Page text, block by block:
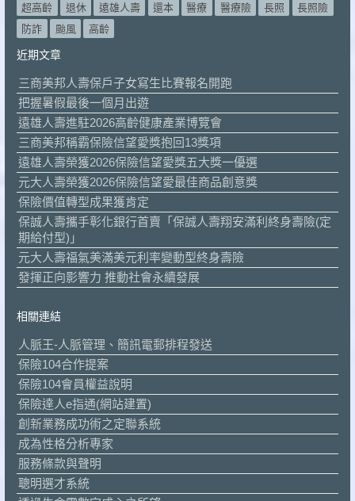
超高齡
退休 遠雄人壽 還本 醫療 醫療險 長照
長照險
防詐
颱風 高齡
近期文章
三商美邦人壽保戶子女寫生比賽報名開跑
把握暑假最後一個月出遊
遠雄人壽進駐2026高齡健康產業博覽會
三商美邦稱霸保險信望愛獎抱回13獎項
遠雄人壽榮獲2026保險信望愛獎五大獎一優選
元大人壽榮獲2026保險信望愛最佳商品創意獎
保險價值轉型成果獲肯定
保誠人壽攜手彰化銀行首賣「保誠人壽翔安滿利終身壽險(定
期給付型)」
元大人壽福氣美滿美元利率變動型終身壽險
發揮正向影響力 推動社會永續發展
相關連結
人脈王-人脈管理、簡訊電郵排程發送
保險104合作提案
保險104會員權益說明
保險達人e指通(網站建置)
創新業務成功術之定聯系統
成為性格分析專家
服務條款與聲明
聰明選才系統